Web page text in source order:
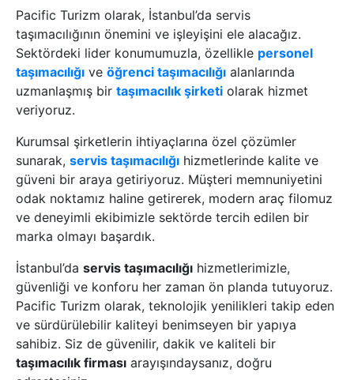
Pacific Turizm olarak, İstanbul’da servis
taşımacılığının önemini ve işleyişini ele alacağız.
Sektördeki lider konumumuzla, özellikle personel
taşımacılığı ve öğrenci taşımacılığı alanlarında
uzmanlaşmış bir taşımacılık şirketi olarak hizmet
veriyoruz.
Kurumsal şirketlerin ihtiyaçlarına özel çözümler
sunarak, servis taşımacılığı hizmetlerinde kalite ve
güveni bir araya getiriyoruz. Müşteri memnuniyetini
odak noktamız haline getirerek, modern araç filomuz
ve deneyimli ekibimizle sektörde tercih edilen bir
marka olmayı başardık.
İstanbul’da servis taşımacılığı hizmetlerimizle,
güvenliği ve konforu her zaman ön planda tutuyoruz.
Pacific Turizm olarak, teknolojik yenilikleri takip eden
ve sürdürülebilir kaliteyi benimseyen bir yapıya
sahibiz. Siz de güvenilir, dakik ve kaliteli bir
taşımacılık firması arayışındaysanız, doğru